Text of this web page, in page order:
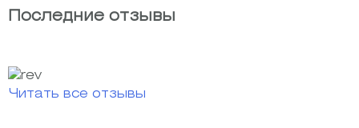
Последние отзывы
Читать все отзывы